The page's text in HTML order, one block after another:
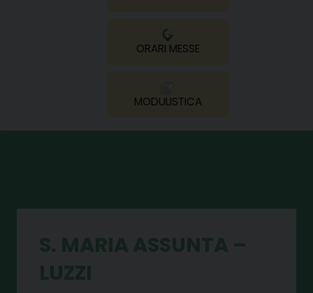
ORARI MESSE
MODULISTICA